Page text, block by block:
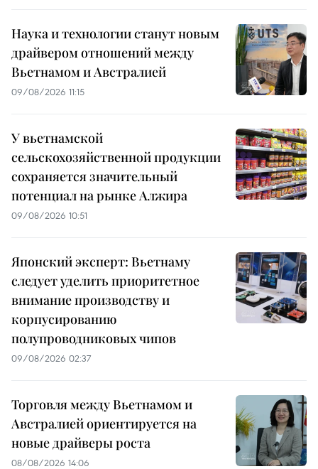
Наука и технологии станут новым
драйвером отношений между
Вьетнамом и Австралией
09/08/2026 11:15
У вьетнамской
сельскохозяйственной продукции
сохраняется значительный
потенциал на рынке Алжира
09/08/2026 10:51
Японский эксперт: Вьетнаму
следует уделить приоритетное
внимание производству и
корпусированию
полупроводниковых чипов
09/08/2026 02:37
Торговля между Вьетнамом и
Австралией ориентируется на
новые драйверы роста
08/08/2026 14:06